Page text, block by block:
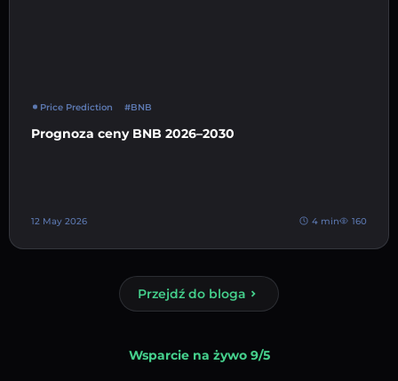
Price Prediction #BNB
Prognoza ceny BNB 2026–2030
12 May 2026 4 min 160
Przejdź do bloga
Wsparcie na żywo 9/5